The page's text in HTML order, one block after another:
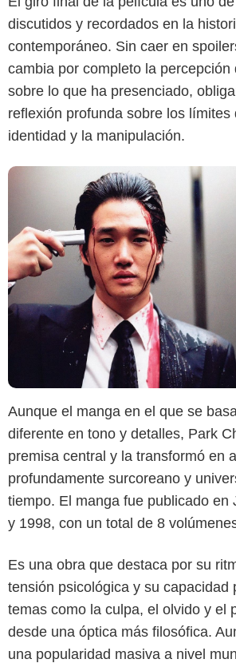
discutidos y recordados en la
contemporáneo. Sin caer en
cambia por completo la percepción
sobre lo que ha presenciado,
reflexión profunda sobre los límites
identidad y la manipulación.
Aunque el manga en el que se
diferente en tono y detalles, Park
premisa central y la transformó en
profundamente surcoreano y
tiempo. El manga fue publicado en
y 1998, con un total de 8
Es una obra que destaca por su
tensión psicológica y su capacidad
temas como la culpa, el olvido y el
desde una óptica más filosófica.
una popularidad masiva a nivel
Google